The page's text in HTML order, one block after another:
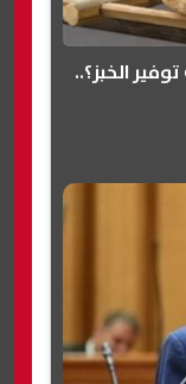
الخبز؟..